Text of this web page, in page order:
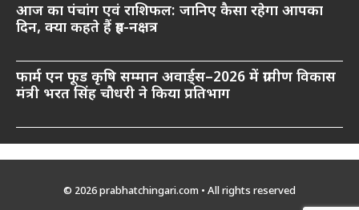
आज का पंचांग एवं राशिफल: जानिए कैसा रहेगा आपका
दिन, क्या कहते हैं ग्रह-नक्षत्र
फार्म एन फूड कृषि सम्मान अवार्ड्स–2026 में ग्रामीण विकास
मंत्री भरत सिंह चौधरी ने किया प्रतिभाग
© 2026 prabhatchingari.com • All rights reserved